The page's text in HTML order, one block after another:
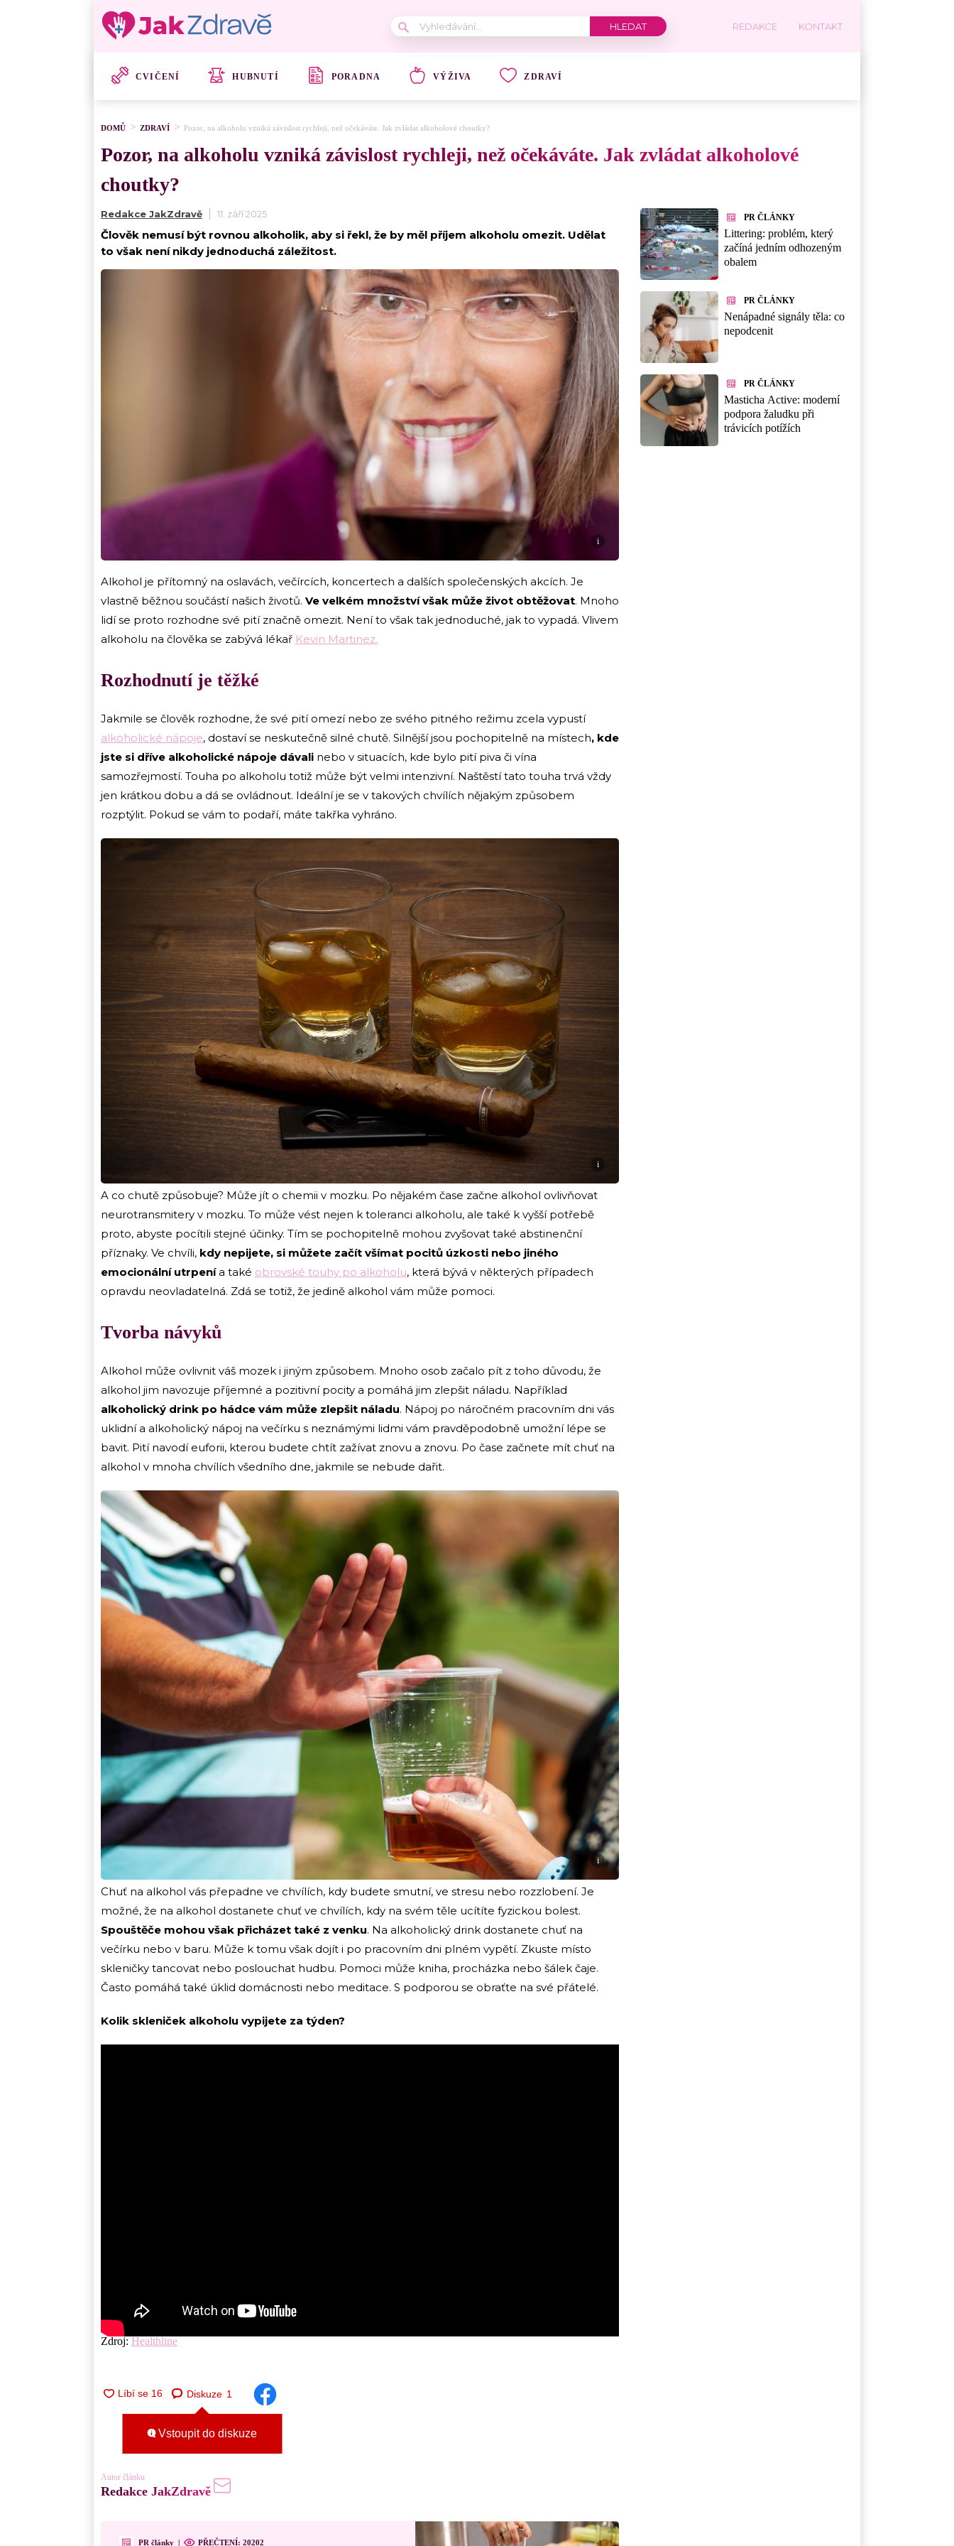
REDAKCE KONTAKT
CVIČENÍ HUBNUTÍ PORADNA VÝŽIVA ZDRAVÍ
DOMŮ ZDRAVÍ Pozor, na alkoholu vzniká závislost rychleji, než očekáváte. Jak zvládat alkoholové choutky?
Pozor, na alkoholu vzniká závislost rychleji, než očekáváte. Jak zvládat alkoholové
choutky?
Redakce JakZdravě 11. září 2025
Člověk nemusí být rovnou alkoholik, aby si řekl, že by měl příjem alkoholu omezit. Udělat
to však není nikdy jednoduchá záležitost.
i
Alkohol je přítomný na oslavách, večírcích, koncertech a dalších společenských akcích. Je
vlastně běžnou součástí našich životů. Ve velkém množství však může život obtěžovat. Mnoho
lidí se proto rozhodne své pití značně omezit. Není to však tak jednoduché, jak to vypadá. Vlivem
alkoholu na člověka se zabývá lékař Kevin Martinez.
Rozhodnutí je těžké
Jakmile se člověk rozhodne, že své pití omezí nebo ze svého pitného režimu zcela vypustí
alkoholické nápoje, dostaví se neskutečně silné chutě. Silnější jsou pochopitelně na místech, kde
jste si dříve alkoholické nápoje dávali nebo v situacích, kde bylo pití piva či vína
samozřejmostí. Touha po alkoholu totiž může být velmi intenzivní. Naštěstí tato touha trvá vždy
jen krátkou dobu a dá se ovládnout. Ideální je se v takových chvílích nějakým způsobem
rozptýlit. Pokud se vám to podaří, máte takřka vyhráno.
i
A co chutě způsobuje? Může jít o chemii v mozku. Po nějakém čase začne alkohol ovlivňovat
neurotransmitery v mozku. To může vést nejen k toleranci alkoholu, ale také k vyšší potřebě
proto, abyste pocítili stejné účinky. Tím se pochopitelně mohou zvyšovat také abstinenční
příznaky. Ve chvíli, kdy nepijete, si můžete začít všímat pocitů úzkosti nebo jiného
emocionální utrpenía také obrovské touhy po alkoholu, která bývá v některých případech
opravdu neovladatelná. Zdá se totiž, že jedině alkohol vám může pomoci.
Tvorba návyků
Alkohol může ovlivnit váš mozek i jiným způsobem. Mnoho osob začalo pít z toho důvodu, že
alkohol jim navozuje příjemné a pozitivní pocity a pomáhá jim zlepšit náladu. Například
alkoholický drink po hádce vám může zlepšit náladu. Nápoj po náročném pracovním dni vás
uklidní a alkoholický nápoj na večírku s neznámými lidmi vám pravděpodobně umožní lépe se
bavit. Pití navodí euforii, kterou budete chtít zažívat znovu a znovu. Po čase začnete mít chuť na
alkohol v mnoha chvílích všedního dne, jakmile se nebude dařit.
i
Chuť na alkohol vás přepadne ve chvílích, kdy budete smutní, ve stresu nebo rozzlobení. Je
možné, že na alkohol dostanete chuť ve chvílích, kdy na svém těle ucítíte fyzickou bolest.
Spouštěče mohou však přicházet také z venku. Na alkoholický drink dostanete chuť na
večírku nebo v baru. Může k tomu však dojít i po pracovním dni plném vypětí. Zkuste místo
skleničky tancovat nebo poslouchat hudbu. Pomoci může kniha, procházka nebo šálek čaje.
Často pomáhá také úklid domácnosti nebo meditace. S podporou se obraťte na své přátelé.
Kolik skleniček alkoholu vypijete za týden?
Zdroj: Healthline
Diskuze 1
Vstoupit do diskuze
Autor článku
Redakce JakZdravě
PR články | PŘEČTENÍ: 20202
PR ČLÁNKY
Littering: problém, který
začíná jedním odhozeným
obalem
PR ČLÁNKY
Nenápadné signály těla: co
nepodcenit
PR ČLÁNKY
Masticha Active: moderní
podpora žaludku při
trávicích potížích